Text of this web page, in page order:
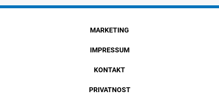
MARKETING
IMPRESSUM
KONTAKT
PRIVATNOST